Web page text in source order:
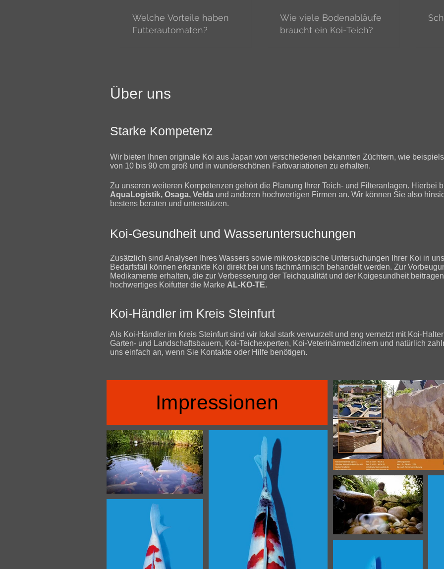
Welche Vorteile haben
Futterautomaten?
Wie viele Bodenabläufe
braucht ein Koi-Teich?
Über uns
Starke Kompetenz
​Wir bieten Ihnen originale Koi aus Japan von verschiedenen bekannten Züchtern, wie
von 10 bis 90 cm groß und in wunderschönen Farbvariationen zu erhalten.
Zu unseren weiteren Kompetenzen gehört die Planung Ihrer Teich- und Filteranlagen. Hierbei
AquaLogistik, Osaga, Velda und anderen hochwertigen Firmen an. Wir können Sie also
bestens beraten und unterstützen.
Koi-Gesundheit und Wasseruntersuchungen
Zusätzlich sind Analysen Ihres Wassers sowie mikroskopische Untersuchungen Ihrer Koi in
Bedarfsfall können erkrankte Koi direkt bei uns fachmännisch behandelt werden. Zur
Medikamente erhalten, die zur Verbesserung der Teichqualität und der Koigesundheit
hochwertiges Koifutter die Marke AL-KO-TE.
Koi-Händler im Kreis Steinfurt
Als Koi-Händler im Kreis Steinfurt sind wir lokal stark verwurzelt und eng vernetzt mit Koi-
Garten- und Landschaftsbauern, Koi-Teichexperten, Koi-Veterinärmedizinern und natürlich
uns einfach an, wenn Sie Kontakte oder Hilfe benötigen.
Impressionen